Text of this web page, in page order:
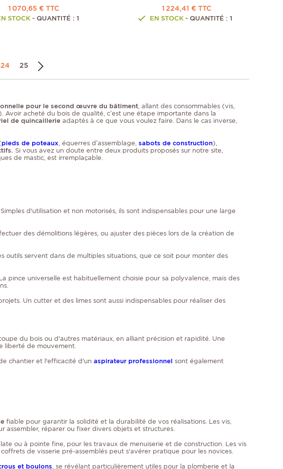
1 070,65 € TTC
STOCK- QUANTITÉ : 1
1 224,41 € TTC
EN STOCK- QUANTITÉ : 1
24 25
pour le second œuvre du bâtiment, allant des consommables (vis,
Avoir acheté du bois de qualité, c’est une étape importante dans la
de quincaillerie adaptés à ce que vous voulez faire. Dans le cas inverse,
pieds de poteaux, équerres d’assemblage, sabots de construction),
Si vous avez un doute entre deux produits proposés sur notre site,
de mastic, est irremplaçable.
d'utilisation et non motorisés, ils sont indispensables pour une large
des démolitions légères, ou ajuster des pièces lors de la création de
outils servent dans de multiples situations, que ce soit pour monter des
pince universelle est habituellement choisie pour sa polyvalence, mais des
Un cutter et des limes sont aussi indispensables pour réaliser des
du bois ou d'autres matériaux, en alliant précision et rapidité. Une
liberté de mouvement.
chantier et l'efficacité d'un aspirateur professionnel sont également
fiable pour garantir la solidité et la durabilité de vos réalisations. Les vis,
assembler, réparer ou fixer divers objets et structures.
ou à pointe fine, pour les travaux de menuiserie et de construction. Les vis
de visserie pré-assemblés peut s'avérer pratique pour les novices.
et boulons, se révélant particulièrement utiles pour la plomberie et la